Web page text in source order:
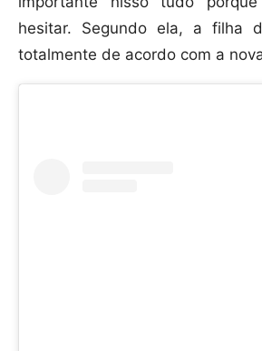
hesitar. Segundo ela, a filha
totalmente de acordo com a